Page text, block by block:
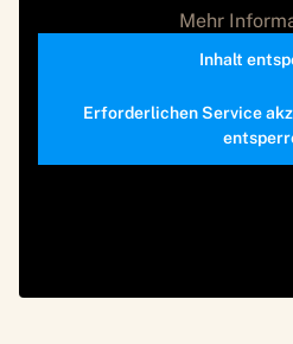
Mehr
Inhalt
Erforderlichen Service